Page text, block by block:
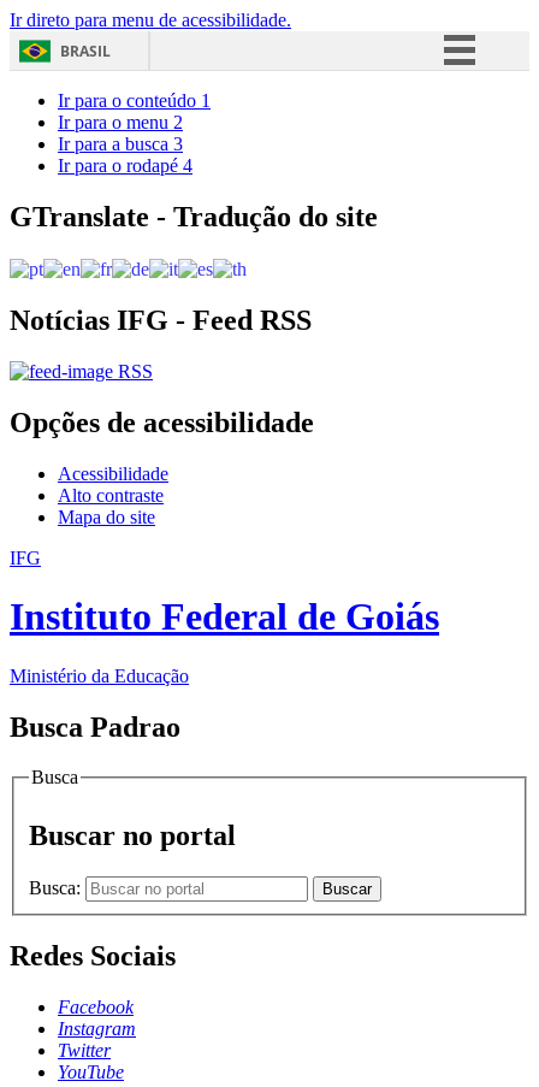
Ir direto para menu de acessibilidade.
BRASIL
Acesso à informação
Ir para o conteúdo 1
Ir para o menu 2
Ir para a busca 3
Ir para o rodapé 4
GTranslate - Tradução do site
Notícias IFG - Feed RSS
RSS
Opções de acessibilidade
Acessibilidade
Alto contraste
Mapa do site
IFG
Instituto Federal de Goiás
Ministério da Educação
Busca Padrao
Busca
Buscar no portal
Busca: Buscar
Redes Sociais
Facebook
Instagram
Twitter
YouTube